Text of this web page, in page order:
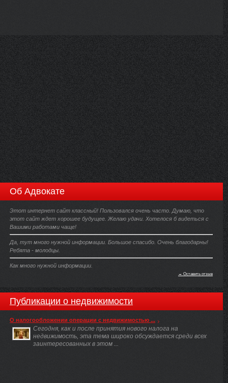
Об Адвокате
Этот интернет сайт классный! Пользовался очень часто. Думаю, что
этот сайт ждет хорошее будущее. Желаю удачи. Хотелося б видеться с
Вашими работами чаще!
Да, тут много нужной информации. Большое спасибо. Очень благодарны!
Ребята - молодцы.
Как много нужной информации.
→ Оставить отзыв
Публикации о недвижимости
О налогообложении операции с недвижимостью ...
Сегодня, как и после принятия нового налога на
недвижимость, эта тема широко обсуждается среди всех
заинтересованных в этом ...